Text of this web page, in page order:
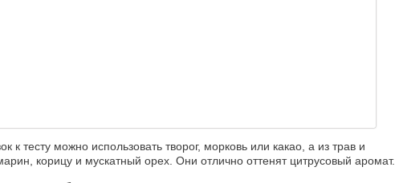
к тесту можно использовать творог, морковь или какао, а из трав и
корицу и мускатный орех. Они отлично оттенят цитрусовый аромат.